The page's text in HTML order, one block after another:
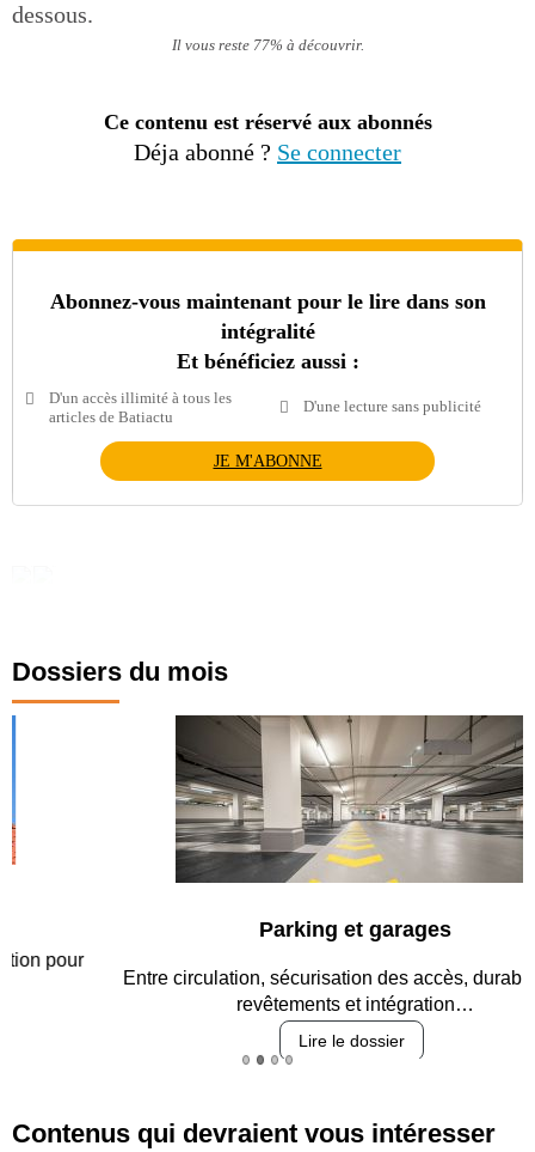
dessous.
Il vous reste 77% à découvrir.
Ce contenu est réservé aux abonnés
Déja abonné ? Se connecter
Abonnez-vous maintenant pour le lire dans son
intégralité
Et bénéficiez aussi :
D'un accès illimité à tous les
articles de Batiactu
D'une lecture sans publicité
JE M'ABONNE
Dossiers du mois
Parking et garages
Entre circulation, sécurisation des accès, durabilité des
revêtements et intégration…
Lire le dossier